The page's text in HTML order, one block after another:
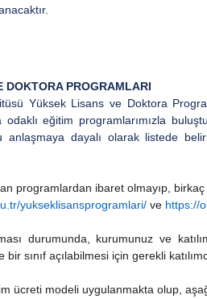
DOKTORA PROGRAMLARI
Yüksek Lisans ve Doktora
eğitim programlarımızla
anlaşmaya dayalı olarak listede
programlardan ibaret olmayıp,
yukseklisansprogramlari/ ve https://
durumunda, kurumunuz ve
sınıf açılabilmesi için gerekli
ücreti modeli uygulanmakta olup,